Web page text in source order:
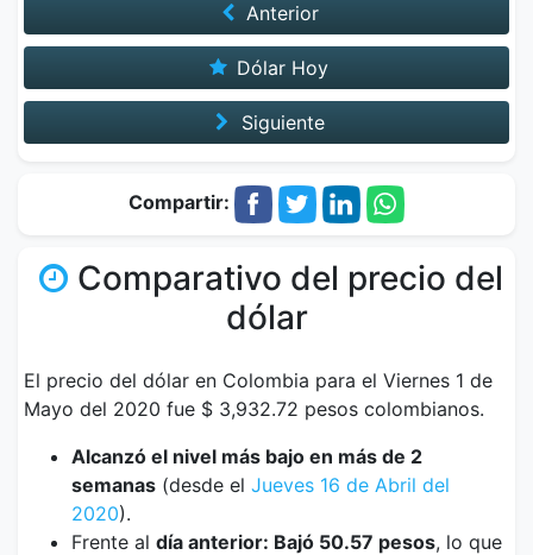
Anterior
Dólar Hoy
Siguiente
Compartir:
Comparativo del precio del
dólar
El precio del dólar en Colombia para el Viernes 1 de
Mayo del 2020 fue $ 3,932.72 pesos colombianos.
Alcanzó el nivel más bajo en más de 2
semanas (desde el Jueves 16 de Abril del
2020).
Frente al día anterior: Bajó 50.57 pesos, lo que